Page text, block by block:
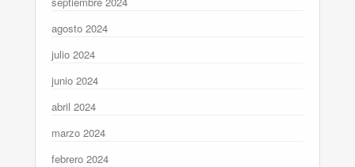
agosto 2024
julio 2024
junio 2024
abril 2024
marzo 2024
febrero 2024